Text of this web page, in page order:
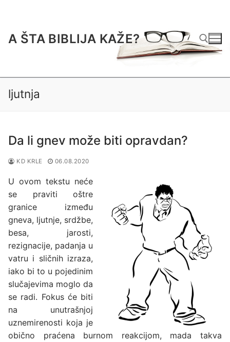
sadržaja
A ŠTA BIBLIJA KAŽE?
ljutnja
Da li gnev može biti opravdan?
KD KRLE 06.08.2020
U ovom tekstu neće
se praviti oštre
granice između
gneva, ljutnje, srdžbe,
besa, jarosti,
rezignacije, padanja u
vatru i sličnih izraza,
iako bi to u pojedinim
slučajevima moglo da
se radi. Fokus će biti
na unutrašnjoj
uznemirenosti koja je
obično praćena burnom reakcijom, mada takva